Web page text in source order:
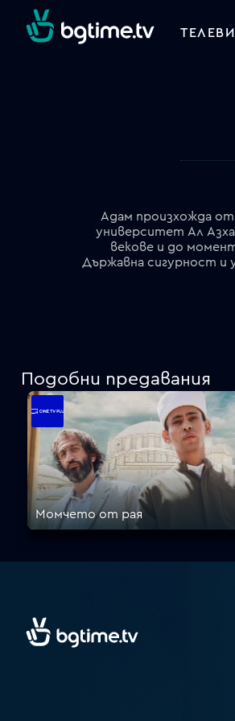
Адaм произхожда от
университет Ал
векове и до
Подобни предавания
Момчето от рая